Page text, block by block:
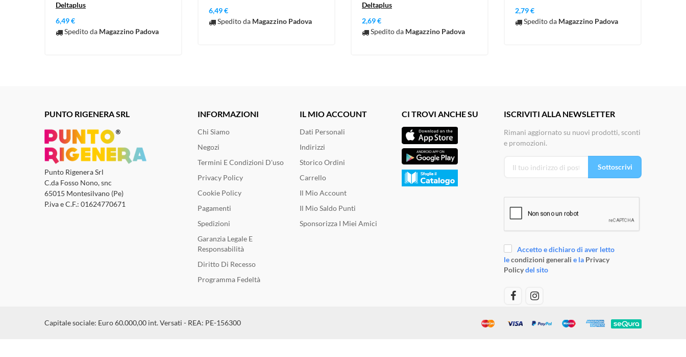
Deltaplus
6,49 €
Spedito da Magazzino Padova
6,49 €
Spedito da Magazzino Padova
Deltaplus
2,69 €
Spedito da Magazzino Padova
2,79 €
Spedito da Magazzino Padova
PUNTO RIGENERA SRL
Punto Rigenera Srl
C.da Fosso Nono, snc
65015 Montesilvano (Pe)
P.iva e C.F.: 01624770671
INFORMAZIONI
Chi Siamo
Negozi
Termini E Condizioni D'uso
Privacy Policy
Cookie Policy
Pagamenti
Spedizioni
Garanzia Legale E
Responsabilità
Diritto Di Recesso
Programma Fedeltà
IL MIO ACCOUNT
Dati Personali
Indirizzi
Storico Ordini
Carrello
Il Mio Account
Il Mio Saldo Punti
Sponsorizza I Miei Amici
CI TROVI ANCHE SU ISCRIVITI ALLA NEWSLETTER
Rimani aggiornato su nuovi prodotti, sconti
e promozioni.
Sottoscrivi
Accetto e dichiaro di aver letto
lecondizioni generali e la Privacy
Policydel sito
Capitale sociale: Euro 60.000,00 int. Versati - REA: PE-156300